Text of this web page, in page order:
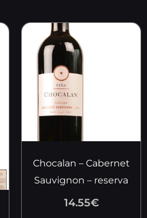
Chocalan – Cabernet
Sauvignon – reserva
14.55€